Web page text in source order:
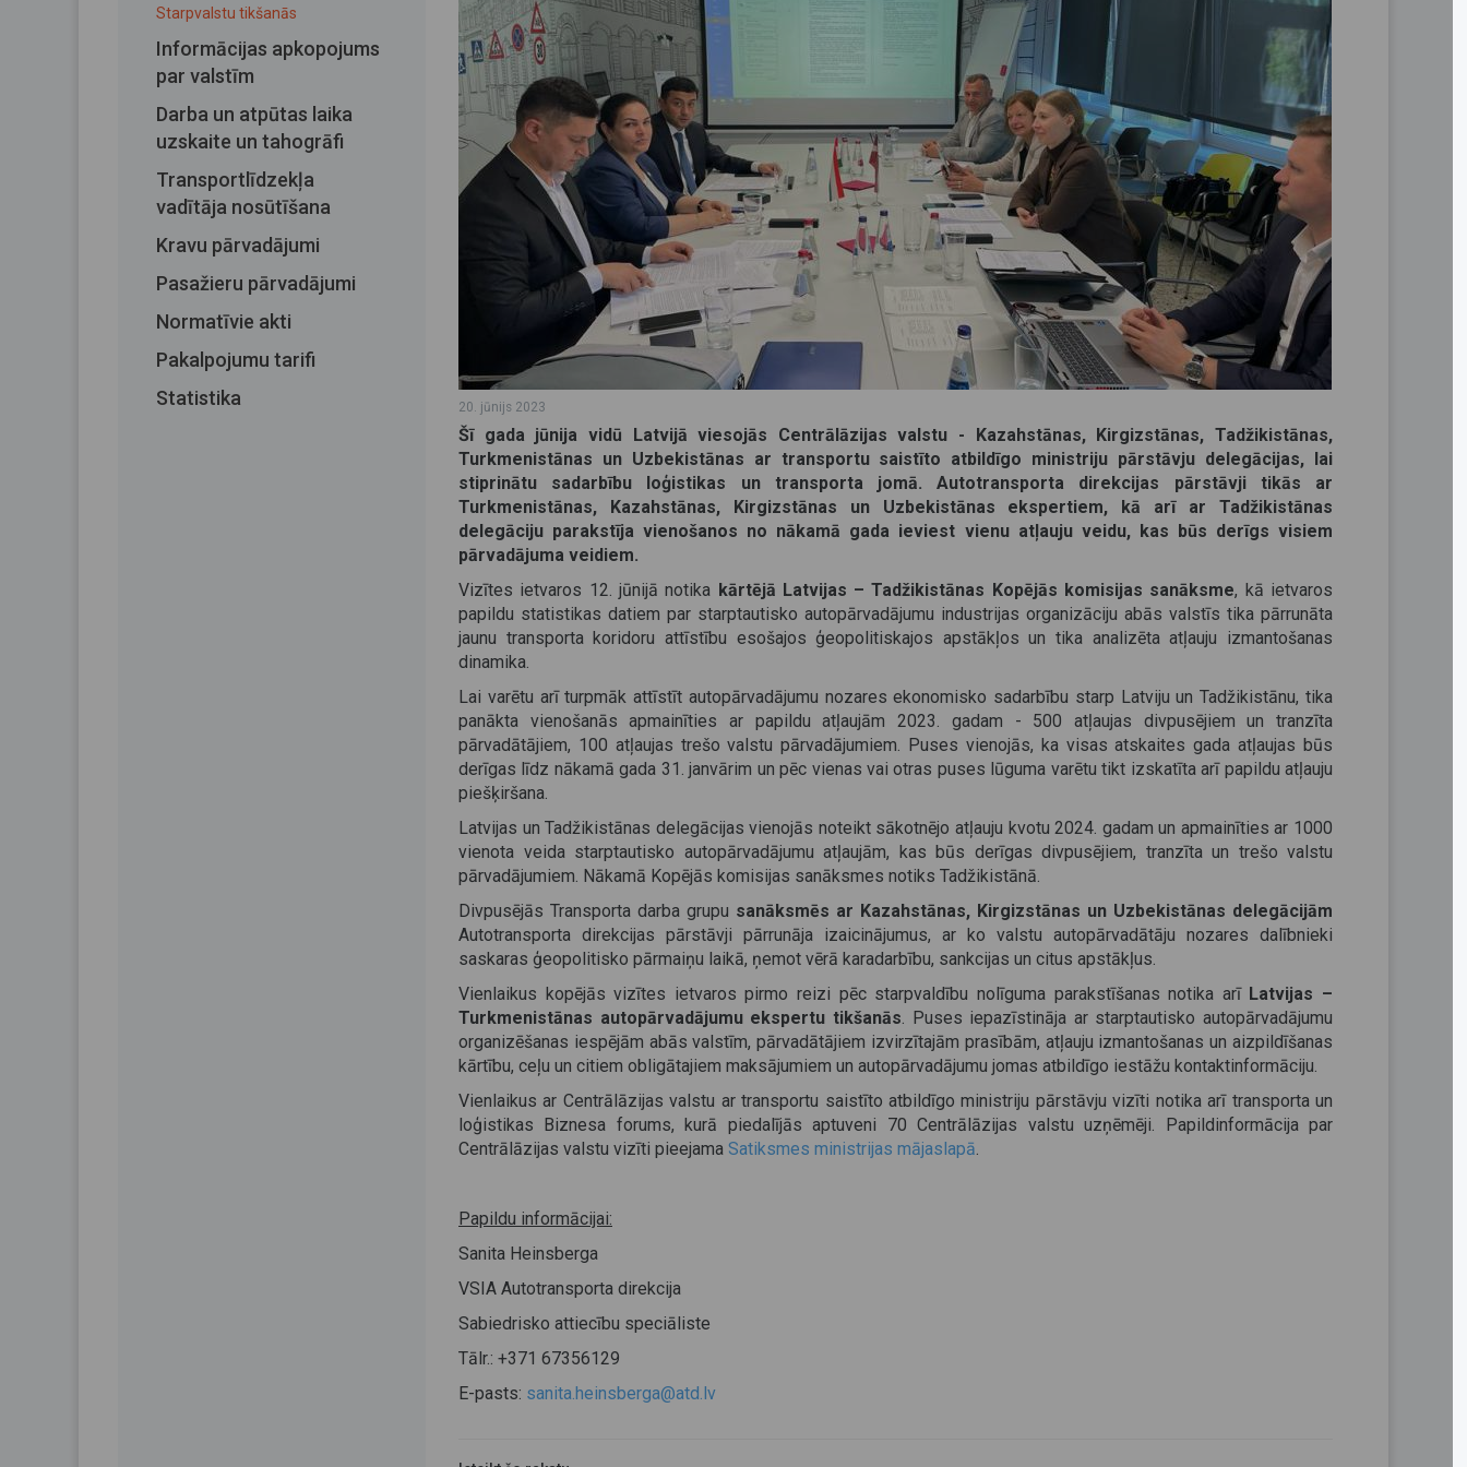
Starpvalstu tikšanās
Informācijas apkopojums
par valstīm
Darba un atpūtas laika
uzskaite un tahogrāfi
Transportlīdzekļa
vadītāja nosūtīšana
Kravu pārvadājumi
Pasažieru pārvadājumi
Normatīvie akti
Pakalpojumu tarifi
Statistika
20. jūnijs 2023
Šī gada jūnija vidū Latvijā viesojās Centrālāzijas valstu - Kazahstānas, Kirgizstānas, Tadžikistānas,
Turkmenistānas un Uzbekistānas ar transportu saistīto atbildīgo ministriju pārstāvju delegācijas, lai
stiprinātu sadarbību loģistikas un transporta jomā. Autotransporta direkcijas pārstāvji tikās ar
Turkmenistānas, Kazahstānas, Kirgizstānas un Uzbekistānas ekspertiem, kā arī ar Tadžikistānas
delegāciju parakstīja vienošanos no nākamā gada ieviest vienu atļauju veidu, kas būs derīgs visiem
pārvadājuma veidiem.
Vizītes ietvaros 12. jūnijā notika kārtējā Latvijas – Tadžikistānas Kopējās komisijas sanāksme, kā ietvaros
papildu statistikas datiem par starptautisko autopārvadājumu industrijas organizāciju abās valstīs tika pārrunāta
jaunu transporta koridoru attīstību esošajos ģeopolitiskajos apstākļos un tika analizēta atļauju izmantošanas
dinamika.
Lai varētu arī turpmāk attīstīt autopārvadājumu nozares ekonomisko sadarbību starp Latviju un Tadžikistānu, tika
panākta vienošanās apmainīties ar papildu atļaujām 2023. gadam - 500 atļaujas divpusējiem un tranzīta
pārvadātājiem, 100 atļaujas trešo valstu pārvadājumiem. Puses vienojās, ka visas atskaites gada atļaujas būs
derīgas līdz nākamā gada 31. janvārim un pēc vienas vai otras puses lūguma varētu tikt izskatīta arī papildu atļauju
piešķiršana.
Latvijas un Tadžikistānas delegācijas vienojās noteikt sākotnējo atļauju kvotu 2024. gadam un apmainīties ar 1000
vienota veida starptautisko autopārvadājumu atļaujām, kas būs derīgas divpusējiem, tranzīta un trešo valstu
pārvadājumiem. Nākamā Kopējās komisijas sanāksmes notiks Tadžikistānā.
Divpusējās Transporta darba grupu sanāksmēs ar Kazahstānas, Kirgizstānas un Uzbekistānas delegācijām
Autotransporta direkcijas pārstāvji pārrunāja izaicinājumus, ar ko valstu autopārvadātāju nozares dalībnieki
saskaras ģeopolitisko pārmaiņu laikā, ņemot vērā karadarbību, sankcijas un citus apstākļus.
Vienlaikus kopējās vizītes ietvaros pirmo reizi pēc starpvaldību nolīguma parakstīšanas notika arī Latvijas –
Turkmenistānas autopārvadājumu ekspertu tikšanās. Puses iepazīstināja ar starptautisko autopārvadājumu
organizēšanas iespējām abās valstīm, pārvadātājiem izvirzītajām prasībām, atļauju izmantošanas un aizpildīšanas
kārtību, ceļu un citiem obligātajiem maksājumiem un autopārvadājumu jomas atbildīgo iestāžu kontaktinformāciju.
Vienlaikus ar Centrālāzijas valstu ar transportu saistīto atbildīgo ministriju pārstāvju vizīti notika arī transporta un
loģistikas Biznesa forums, kurā piedalījās aptuveni 70 Centrālāzijas valstu uzņēmēji. Papildinformācija par
Centrālāzijas valstu vizīti pieejama Satiksmes ministrijas mājaslapā.
Papildu informācijai:
Sanita Heinsberga
VSIA Autotransporta direkcija
Sabiedrisko attiecību speciāliste
Tālr.: +371 67356129
E-pasts: sanita.heinsberga@atd.lv